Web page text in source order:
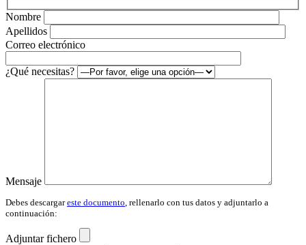
Nombre
Apellidos
Correo electrónico
¿Qué necesitas?
Mensaje
Debes descargareste documento , rellenarlo con tus datos y adjuntarlo a
continuación:
Adjuntar fichero